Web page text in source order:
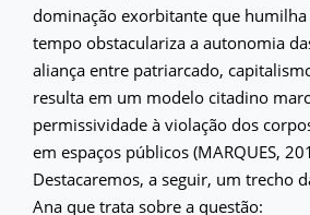
dominação exorbitante que
tempo obstaculariza a autonomia
aliança entre patriarcado,
resulta em um modelo citadino
permissividade à violação dos
em espaços públicos (MARQUES,
Destacaremos, a seguir, um trecho
Ana que trata sobre a questão: